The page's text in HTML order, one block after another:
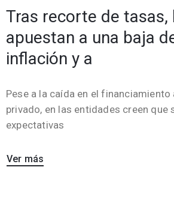
Tras recorte de tasas,
apuestan a una baja
inflación y a
Pese a la caída en el
privado, en las entidades creen que
expectativas
Ver más